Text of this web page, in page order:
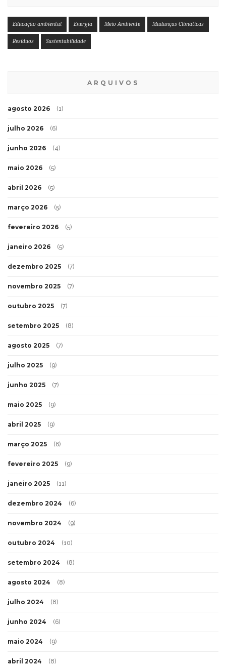
Educação ambiental Energia Meio Ambiente Mudanças Climáticas
Resíduos Sustentabilidade
ARQUIVOS
agosto 2026 (1)
julho 2026 (6)
junho 2026 (4)
maio 2026 (5)
abril 2026 (5)
março 2026 (5)
fevereiro 2026 (5)
janeiro 2026 (5)
dezembro 2025 (7)
novembro 2025 (7)
outubro 2025 (7)
setembro 2025 (8)
agosto 2025 (7)
julho 2025 (9)
junho 2025 (7)
maio 2025 (9)
abril 2025 (9)
março 2025 (6)
fevereiro 2025 (9)
janeiro 2025 (11)
dezembro 2024 (6)
novembro 2024 (9)
outubro 2024 (10)
setembro 2024 (8)
agosto 2024 (8)
julho 2024 (8)
junho 2024 (6)
maio 2024 (9)
abril 2024 (8)